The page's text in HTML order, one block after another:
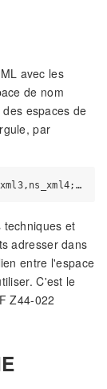
avec les
de nom
espaces de
par
NsLaabs1:ns_xml1,ns_xml2,…;nsLaabs2:ns_xml3,ns_xml4;…
et
adresser dans
entre l'espace
C'est le
Z44-022